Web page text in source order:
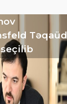
Təqaüd